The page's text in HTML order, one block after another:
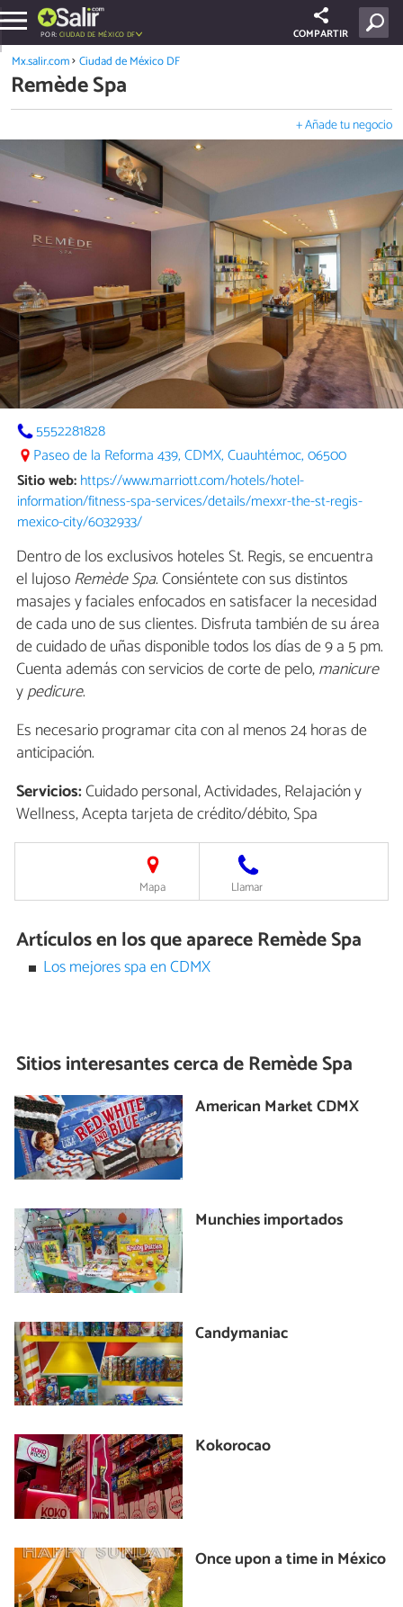
POR: CIUDAD DE MÉXICO DF COMPARTIR
Mx.salir.com Ciudad de México DF
Remède Spa
+ Añade tu negocio
5552281828
Paseo de la Reforma 439, CDMX, Cuauhtémoc, 06500
Sitio web:https://www.marriott.com/hotels/hotel-
information/fitness-spa-services/details/mexxr-the-st-regis-
mexico-city/6032933/
Dentro de los exclusivos hoteles St. Regis, se encuentra
el lujosoRemède Spa. Consiéntete con sus distintos
masajes y faciales enfocados en satisfacer la necesidad
de cada uno de sus clientes. Disfruta también de su área
de cuidado de uñas disponible todos los días de 9 a 5 pm.
Cuenta además con servicios de corte de pelo,manicure
ypedicure.
Es necesario programar cita con al menos 24 horas de
anticipación.
Servicios:Cuidado personal, Actividades, Relajación y
Wellness, Acepta tarjeta de crédito/débito, Spa
Mapa Llamar
Artículos en los que aparece Remède Spa
Los mejores spa en CDMX
Sitios interesantes cerca deRemède Spa
American Market CDMX
Munchies importados
Candymaniac
Kokorocao
Once upon a time in México